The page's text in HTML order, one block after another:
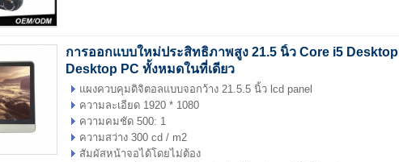
การออกแบบใหม่ประสิทธิภาพสูง 21.5 นิ้ว Core i5 Desktop
Desktop PC ทั้งหมดในที่เดียว
แผงควบคุมดิจิตอลแบบจอกว้าง 21.5.5 นิ้ว lcd panel
ความละเอียด 1920 * 1080
ความคมชัด 500: 1
ความสว่าง 300 cd / m2
สัมผัสหน้าจอได้โดยไม่ต้อง